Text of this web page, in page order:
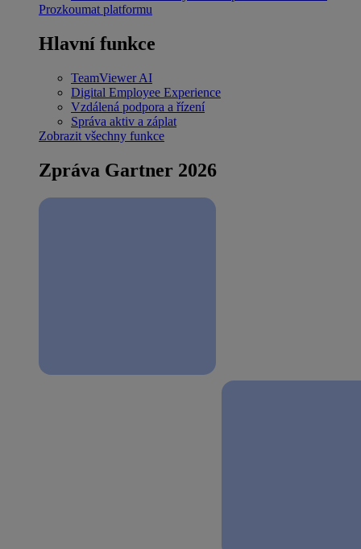
Prozkoumat platformu
Hlavní funkce
TeamViewer AI
Digital Employee Experience
Vzdálená podpora a řízení
Správa aktiv a záplat
Zobrazit všechny funkce
Zpráva Gartner 2026